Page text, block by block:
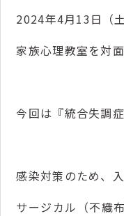
2024年4月13日（
家族心理教室を対
今回は『統合失調
感染対策のため、
サージカル（不織